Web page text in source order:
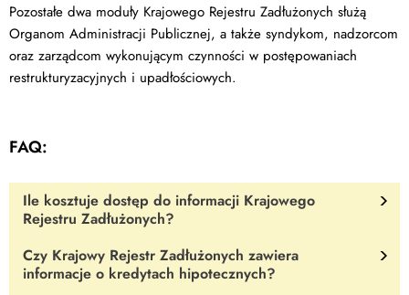
Pozostałe dwa moduły Krajowego Rejestru Zadłużonych służą
Organom Administracji Publicznej, a także syndykom, nadzorcom
oraz zarządcom wykonującym czynności w postępowaniach
restrukturyzacyjnych i upadłościowych.
FAQ:
Ile kosztuje dostęp do informacji Krajowego
Rejestru Zadłużonych?
Korzystanie z danych zawartych w Portalu Publicznym KRZ jest
całkowicie bezpłatne.
Czy Krajowy Rejestr Zadłużonych zawiera
informacje o kredytach hipotecznych?